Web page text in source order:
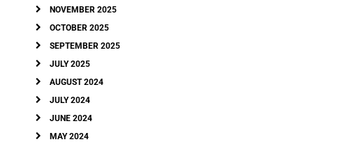
NOVEMBER 2025
OCTOBER 2025
SEPTEMBER 2025
JULY 2025
AUGUST 2024
JULY 2024
JUNE 2024
MAY 2024